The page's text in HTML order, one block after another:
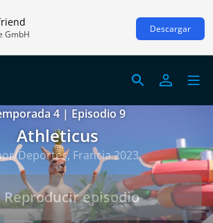
GmbH Descargar
4 | Episodio 9
Athleticus
Deportes, Francia 2023
Reproducir episodio